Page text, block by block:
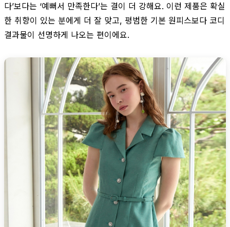
다’보다는 ‘예뻐서 만족한다’는 결이 더 강해요. 이런 제품은 확실
한 취향이 있는 분에게 더 잘 맞고, 평범한 기본 원피스보다 코디
결과물이 선명하게 나오는 편이에요.